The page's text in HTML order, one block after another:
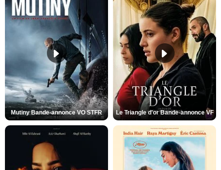
Mutiny Bande-annonce VO STFR Le Triangle d'or Bande-annonce VF